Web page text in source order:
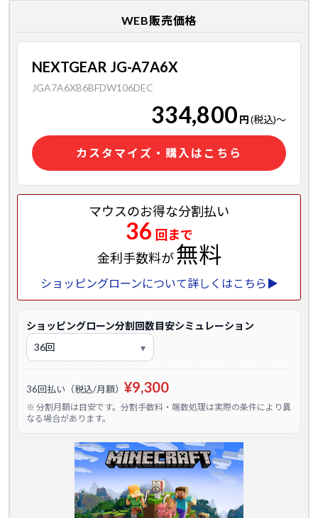
WEB販売価格
NEXTGEAR JG-A7A6X
JGA7A6XB6BFDW106DEC
334,800 円(税込)～
カスタマイズ・購入はこちら
マウスのお得な分割払い
36 回まで
金利手数料が無料
ショッピングローンについて詳しくはこちら▶
ショッピングローン分割回数目安シミュレーション
36回払い（税込/月額） ¥9,300
※ 分割月額は目安です。分割手数料・端数処理は実際の条件により異
なる場合があります。